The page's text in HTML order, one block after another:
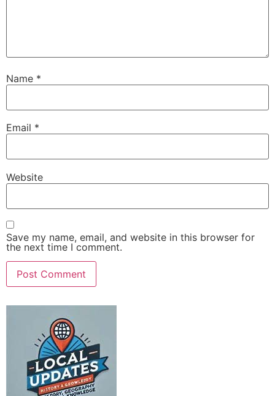
Name *
Email *
Website
Save my name, email, and website in this browser for
the next time I comment.